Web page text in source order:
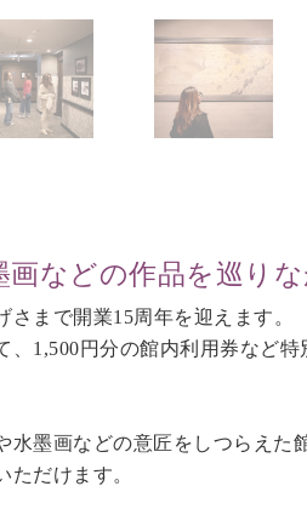
画などの作品を巡り
さまで開業15周年を迎えます。
、1,500円分の館内利用券など
水墨画などの意匠をしつらえた
だけます。